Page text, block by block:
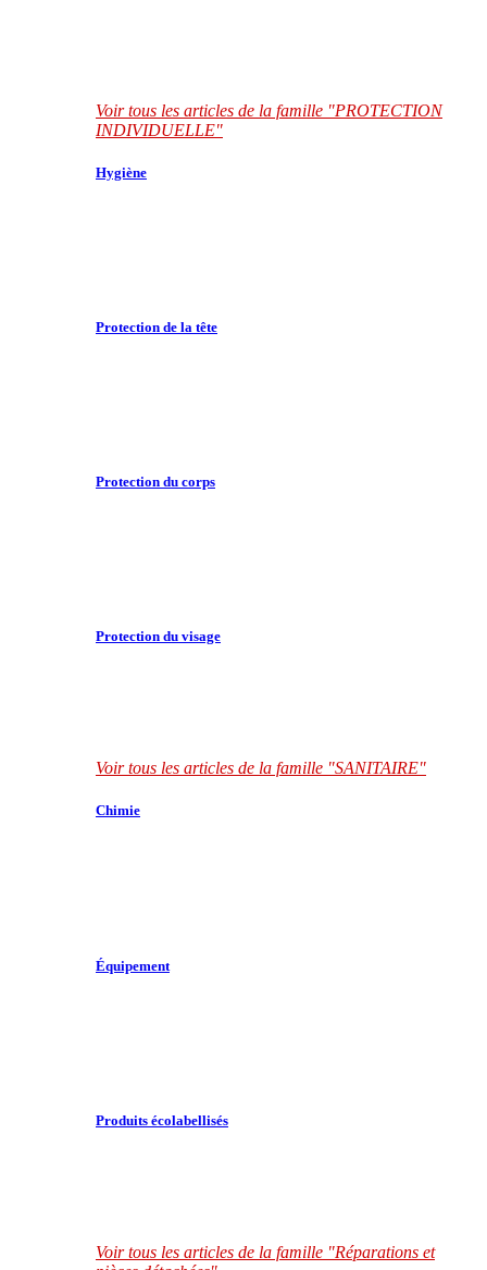
Voir tous les articles de la famille "PROTECTION
INDIVIDUELLE"
Hygiène
Protection de la tête
Protection du corps
Protection du visage
Voir tous les articles de la famille "SANITAIRE"
Chimie
Équipement
Produits écolabellisés
Voir tous les articles de la famille "Réparations et